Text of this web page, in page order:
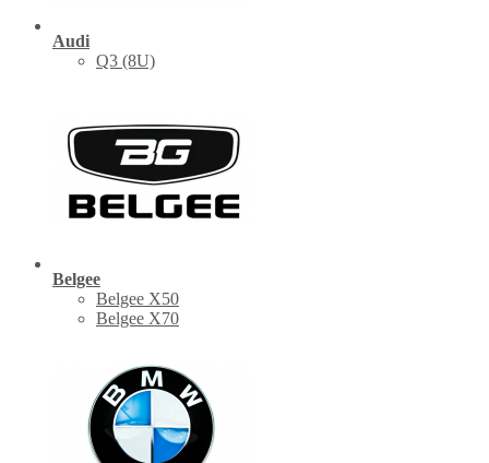
Audi
Q3 (8U)
Belgee
Belgee X50
Belgee X70